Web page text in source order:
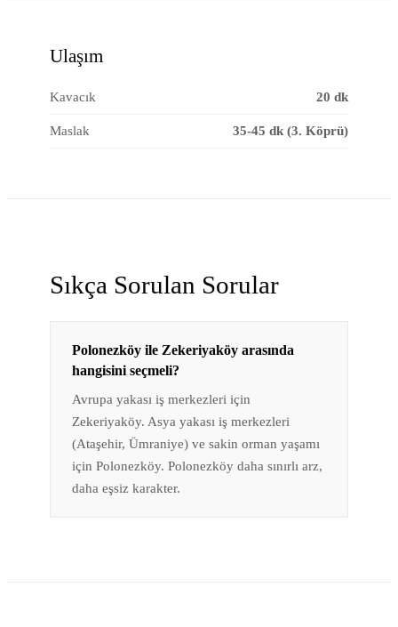
Ulaşım
Kavacık 20 dk
Maslak 35-45 dk (3. Köprü)
Sıkça Sorulan Sorular
Polonezköy ile Zekeriyaköy arasında
hangisini seçmeli?
Avrupa yakası iş merkezleri için
Zekeriyaköy. Asya yakası iş merkezleri
(Ataşehir, Ümraniye) ve sakin orman yaşamı
için Polonezköy. Polonezköy daha sınırlı arz,
daha eşsiz karakter.